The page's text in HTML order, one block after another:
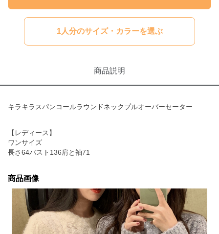
1人分のサイズ・カラーを選ぶ
商品説明
キラキラスパンコールラウンドネックプルオーバーセーター
【レディース】
ワンサイズ
長さ64バスト136肩と袖71
商品画像